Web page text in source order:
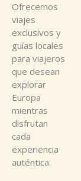
Ofrecemos
viajes
exclusivos y
guías locales
para viajeros
que desean
explorar
Europa
mientras
disfrutan
cada
experiencia
auténtica.